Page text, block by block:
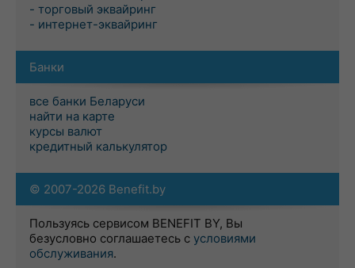
- торговый эквайринг
- интернет-эквайринг
Банки
все банки Беларуси
найти на карте
курсы валют
кредитный калькулятор
© 2007-2026 Benefit.by
Пользуясь сервисом BENEFIT BY, Вы
безусловно соглашаетесь с условиями
обслуживания.